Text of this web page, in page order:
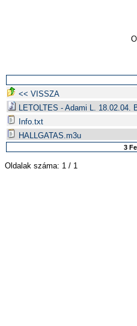
<< VISSZA
LETOLTES - Adami L. 18.02.04.
Info.txt
HALLGATAS.m3u
3
Oldalak száma: 1 / 1